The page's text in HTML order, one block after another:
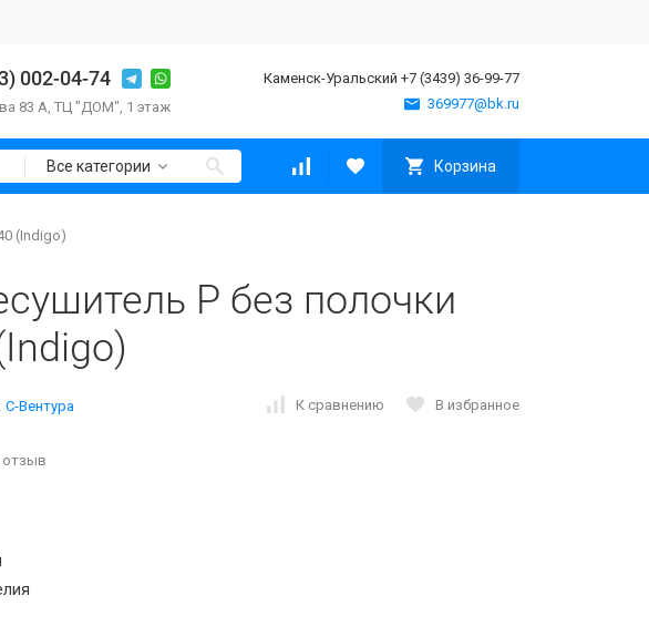
002-04-74
83 А, ТЦ "ДОМ", 1 этаж
Каменск-Уральский +7 (3439) 36-99-77
369977@bk.ru
Все категории Корзина
(Indigo)
P без полочки
С-Вентура К сравнению В избранное
отзыв